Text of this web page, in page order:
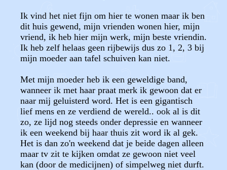
Ik vind het niet fijn om hier te wonen maar ik ben
dit huis gewend, mijn vrienden wonen hier, mijn
vriend, ik heb hier mijn werk, mijn beste vriendin.
Ik heb zelf helaas geen rijbewijs dus zo 1, 2, 3 bij
mijn moeder aan tafel schuiven kan niet.
Met mijn moeder heb ik een geweldige band,
wanneer ik met haar praat merk ik gewoon dat er
naar mij geluisterd word. Het is een gigantisch
lief mens en ze verdiend de wereld.. ook al is dit
zo, ze lijd nog steeds onder depressie en wanneer
ik een weekend bij haar thuis zit word ik al gek.
Het is dan zo'n weekend dat je beide dagen alleen
maar tv zit te kijken omdat ze gewoon niet veel
kan (door de medicijnen) of simpelweg niet durft.